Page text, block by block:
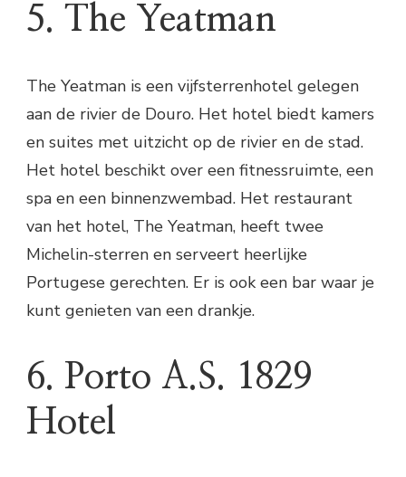
5. The Yeatman
The Yeatman is een vijfsterrenhotel gelegen
aan de rivier de Douro. Het hotel biedt kamers
en suites met uitzicht op de rivier en de stad.
Het hotel beschikt over een fitnessruimte, een
spa en een binnenzwembad. Het restaurant
van het hotel, The Yeatman, heeft twee
Michelin-sterren en serveert heerlijke
Portugese gerechten. Er is ook een bar waar je
kunt genieten van een drankje.
6. Porto A.S. 1829
Hotel